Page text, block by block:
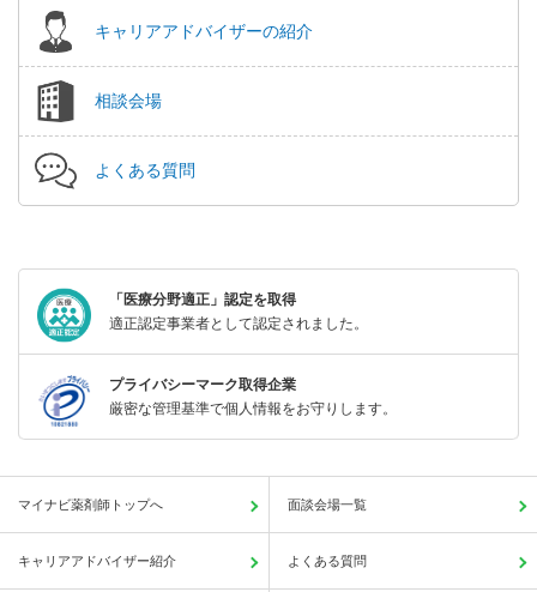
キャリアアドバイザーの紹介
相談会場
よくある質問
「医療分野適正」認定を取得
適正認定事業者として認定されました。
プライバシーマーク取得企業
厳密な管理基準で個人情報をお守りします。
マイナビ薬剤師トップへ 面談会場一覧
キャリアアドバイザー紹介 よくある質問